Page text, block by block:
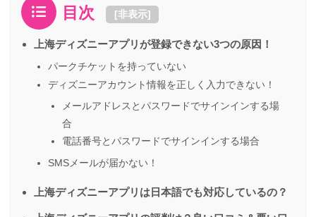
目次 [非表示]
上海ディズニーアプリが登録できない3つの原因！
パークチケットを持っていない
ディズニーアカウント情報を正しく入力できない！
メールアドレスとパスワードでサインインする場
合
電話番号とパスワードでサインインする場合
SMSメールが届かない！
上海ディズニーアプリは日本語でも対応しているの？